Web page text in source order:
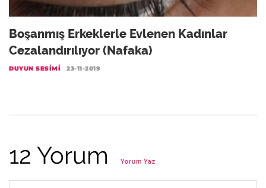
Boşanmış Erkeklerle Evlenen Kadınlar
Cezalandırılıyor (Nafaka)
DUYUN SESIMI 23-11-2019
12 Yorum Yorum Yaz